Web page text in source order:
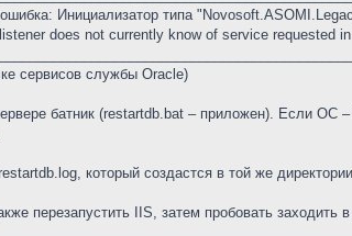
Инициализатор типа
does not currently know of service requested
сервисов службы Oracle)
батник (restartdb.bat – приложен). Если ОС
который создастся в той же
перезапустить IIS, затем пробовать